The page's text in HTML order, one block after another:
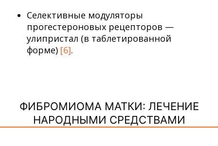
Селективные модуляторы
прогестероновых рецепторов —
улипристал (в таблетированной
форме) [6].
ФИБРОМИОМА МАТКИ: ЛЕЧЕНИЕ
НАРОДНЫМИ СРЕДСТВАМИ